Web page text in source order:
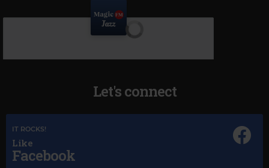
Let's connect
IT ROCKS!
Like
Facebook